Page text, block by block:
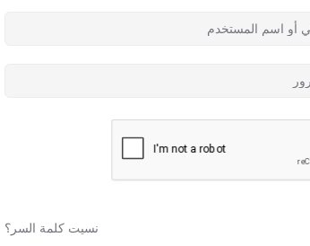
نسيت كلمة السر؟